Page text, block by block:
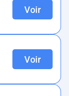
Voir
Voir